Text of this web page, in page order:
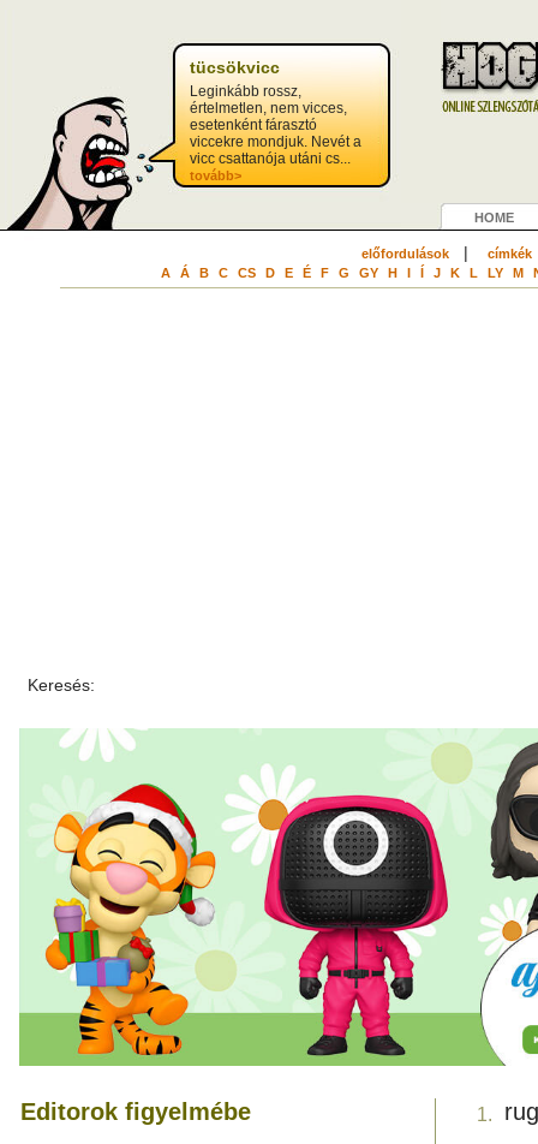
tücsökvicc
Leginkább rossz,
értelmetlen, nem vicces,
esetenként fárasztó
viccekre mondjuk. Nevét a
vicc csattanója utáni cs...
tovább>
HOME
előfordulások| címkék
A Á B C CS D E É F G GY H I Í J K L LY M
Keresés:
Editorok figyelmébe 1.